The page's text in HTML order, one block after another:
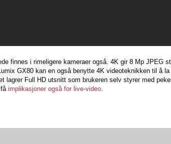
finnes i rimeligere kameraer også. 4K gir 8 Mp JPEG
GX80 kan en også benytte 4K videoteknikken til å la
lagrer Full HD utsnitt som brukeren selv styrer med
implikasjoner også for live-video